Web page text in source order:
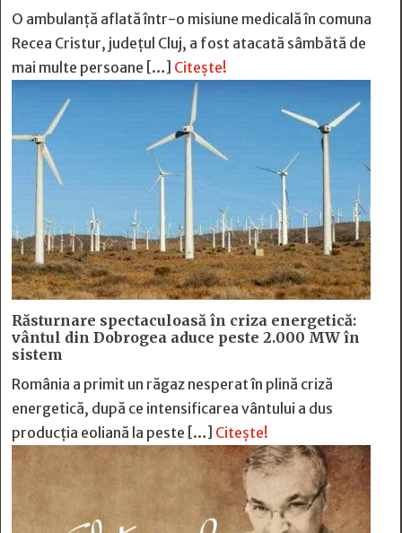
O ambulanță aflată într-o misiune medicală în comuna
Recea Cristur, județul Cluj, a fost atacată sâmbătă de
mai multe persoane […] Citește!
Răsturnare spectaculoasă în criza energetică:
vântul din Dobrogea aduce peste 2.000 MW în
sistem
România a primit un răgaz nesperat în plină criză
energetică, după ce intensificarea vântului a dus
producția eoliană la peste […] Citește!